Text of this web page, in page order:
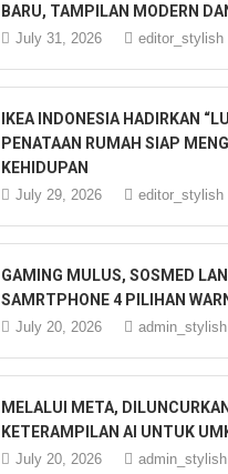
BARU, TAMPILAN MODERN
July 31, 2026 editor_stylish
IKEA INDONESIA HADIRKAN
PENATAAN RUMAH SIAP
KEHIDUPAN
July 29, 2026 editor_stylish
GAMING MULUS, SOSMED
SAMRTPHONE 4 PILIHAN
July 20, 2026 admin_stylish
MELALUI META,
KETERAMPILAN AI UNTUK
July 20, 2026 admin_stylish